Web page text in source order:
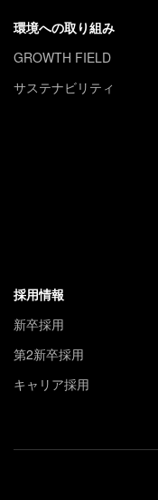
環境への取り組み
GROWTH FIELD
サステナビリティ
採用情報
新卒採用
第2新卒採用
キャリア採用